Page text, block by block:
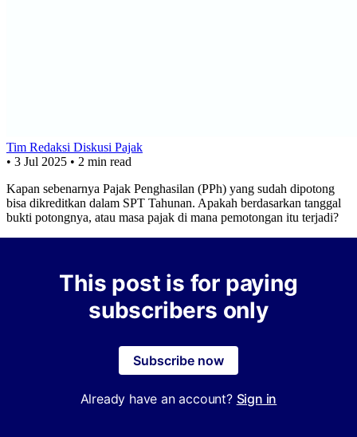
Tim Redaksi Diskusi Pajak
• 3 Jul 2025 • 2 min read
Kapan sebenarnya Pajak Penghasilan (PPh) yang sudah dipotong
bisa dikreditkan dalam SPT Tahunan. Apakah berdasarkan tanggal
bukti potongnya, atau masa pajak di mana pemotongan itu terjadi?
This post is for paying
subscribers only
Subscribe now
Already have an account? Sign in